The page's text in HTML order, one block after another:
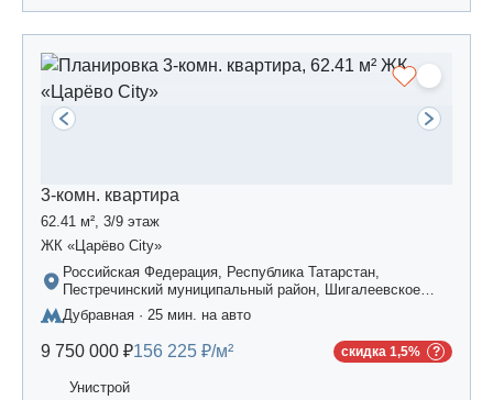
3-комн. квартира
62.41 м², 3/9 этаж
ЖК «Царёво City»
Российская Федерация, Республика Татарстан,
Пестречинский муниципальный район, Шигалеевское
сельское поселение, жилой комплекс «Усадьба
Царево-2», дом 3
Дубравная · 25 мин. на авто
9 750 000 ₽156 225 ₽/м² скидка 1,5%
Унистрой